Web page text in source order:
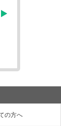
の方へ